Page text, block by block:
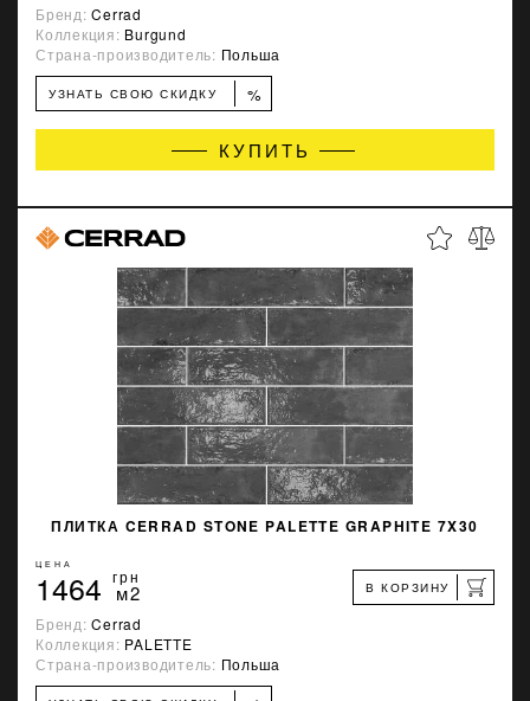
Бренд:Cerrad
Коллекция: Burgund
Страна-производитель: Польша
УЗНАТЬ СВОЮ СКИДКУ %
КУПИТЬ
ПЛИТКА CERRAD STONE PALETTE GRAPHITE 7X30
ЦЕНА
1464 грн
м2 В КОРЗИНУ
Бренд:Cerrad
Коллекция: PALETTE
Страна-производитель: Польша